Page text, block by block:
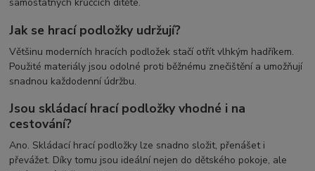
samostatných krůčcích dítěte.
Jak se hrací podložky udržují?
Většinu moderních hracích podložek stačí otřít vlhkým hadříkem.
Použité materiály jsou odolné proti běžnému znečištění a umožňují
snadnou každodenní údržbu.
Jsou skládací hrací podložky vhodné i na
cestování?
Ano. Skládací hrací podložky lze snadno složit, přenášet i
převážet. Díky tomu jsou ideální nejen do dětského pokoje, ale